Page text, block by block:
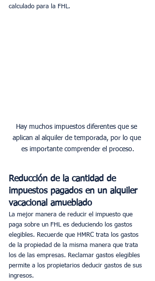
calculado para la FHL.
Hay muchos impuestos diferentes que se
aplican al alquiler de temporada, por lo que
es importante comprender el proceso.
Reducción de la cantidad de
impuestos pagados en un alquiler
vacacional amueblado
La mejor manera de reducir el impuesto que
paga sobre un FHL es deduciendo los gastos
elegibles. Recuerde que HMRC trata los gastos
de la propiedad de la misma manera que trata
los de las empresas. Reclamar gastos elegibles
permite a los propietarios deducir gastos de sus
ingresos.